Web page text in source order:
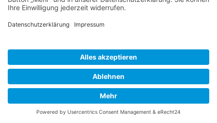
Was wäre ein Fest ohne frisch gebackene
Crepes? Der Klassiker mit süßem, herzhaften
oder beschwippsten Belag.